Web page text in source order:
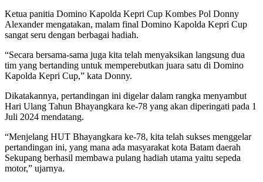
Ketua panitia Domino Kapolda Kepri Cup Kombes Pol Donny
Alexander mengatakan, malam final Domino Kapolda Kepri Cup
sangat seru dengan berbagai hadiah.
“Secara bersama-sama juga kita telah menyaksikan langsung dua
tim yang bertanding untuk memperebutkan juara satu di Domino
Kapolda Kepri Cup,” kata Donny.
Dikatakannya, pertandingan ini digelar dalam rangka menyambut
Hari Ulang Tahun Bhayangkara ke-78 yang akan diperingati pada 1
Juli 2024 mendatang.
“Menjelang HUT Bhayangkara ke-78, kita telah sukses menggelar
pertandingan ini, yang mana ada masyarakat kota Batam daerah
Sekupang berhasil membawa pulang hadiah utama yaitu sepeda
motor,” ujarnya.